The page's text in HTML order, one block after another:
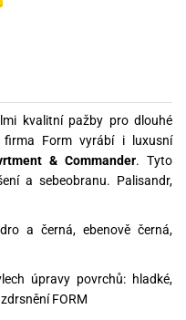
kvalitní pažby pro dlouhé
firma Form vyrábí i luxusní
& Commander. Tyto
a sebeobranu. Palisandr,
a černá, ebenově černá,
úpravy povrchů: hladké,
FORM